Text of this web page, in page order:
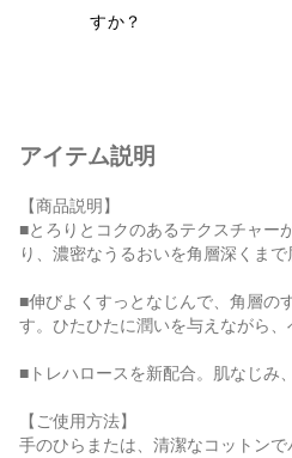
すか？
アイテム説明
【商品説明】
■とろりとコクのあるテクスチャー
り、濃密なうるおいを角層深くまで
■伸びよくすっとなじんで、角層の
す。ひたひたに潤いを与えながら、
■トレハロースを新配合。肌なじみ
【ご使用方法】
手のひらまたは、清潔なコットン